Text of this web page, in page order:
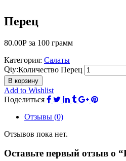
Перец
80.00Р за 100 грамм
Категория: Салаты
Qty:Количество Перец
В корзину
Add to Wishlist
Поделиться
Отзывы (0)
Отзывов пока нет.
Оставьте первый отзыв о